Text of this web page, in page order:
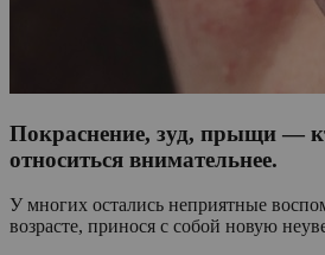
Покраснение, зуд, прыщи —
относиться внимательнее.
У многих остались неприятные
возрасте, принося с собой новую